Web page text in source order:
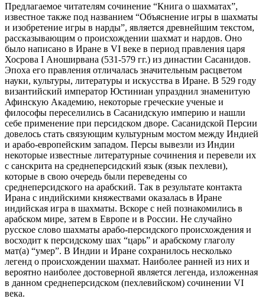
Предлагаемое читателям сочинение “Книга о шахматах”,
известное также под названием “Объяснение игры в шахматы
и изобретение игры в нарды”, является древнейшим текстом,
рассказывающим о происхождении шахмат и нардов. Оно
было написано в Иране в VI веке в период правления царя
Хосрова I Аноширвана (531-579 гг.) из династии Сасанидов.
Эпоха его правления отличалась значительным расцветом
науки, культуры, литературы и искусства в Иране. В 529 году
византийский император Юстиниан упразднил знаменитую
Афинскую Академию, некоторые греческие ученые и
философы переселились в Сасанидскую империю и нашли
себе применение при персидском дворе. Сасанидской Персии
довелось стать связующим культурным мостом между Индией
и арабо-европейским западом. Персы вывезли из Индии
некоторые известные литературные сочинения и перевели их
с санскрита на среднеперсидский язык (язык пехлеви),
которые в свою очередь были переведены со
среднеперсидского на арабский. Так в результате контакта
Ирана с индийскими княжествами оказалась в Иране
индийская игра в шахматы. Вскоре с ней познакомились в
арабском мире, затем в Европе и в России. Не случайно
русское слово шахматы арабо-персидского происхождения и
восходит к персидскому шах “царь” и арабскому глаголу
мат(а) “умер”. В Индии и Иране сохранилось несколько
легенд о происхождении шахмат. Наиболее ранней из них и
вероятно наиболее достоверной является легенда, изложенная
в данном среднеперсидском (пехлевийском) сочинении VI
века.